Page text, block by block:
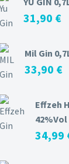
31,90 €
Mil Gin
33,90 €
Effzeh
42%Vol
34,99